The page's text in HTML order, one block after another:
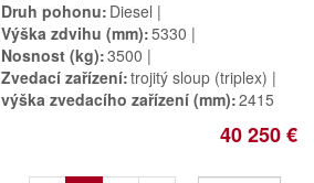
Druh pohonu Diesel
Výška zdvihu (mm) 5330
Nosnost (kg) 3500
Zvedací zařízení trojitý sloup (triplex)
výška zvedacího zařízení (mm) 2415
40 250 €